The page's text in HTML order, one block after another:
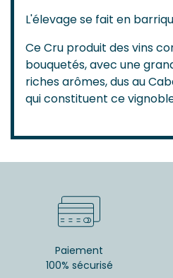
L'élevage se fait en
Ce Cru produit des vins
bouquetés, avec une
riches arômes, dus au
qui constituent ce
Paiement
100% sécurisé